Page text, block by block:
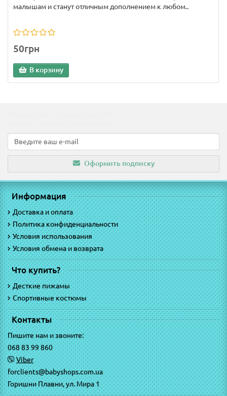
малышам и станут отличным дополнением к любом..
50грн
В корзину
Оформить подписку
Информация
Доставка и оплата
Политика конфиденциальности
Условия использования
Условия обмена и возврата
Что купить?
Десткие пижамы
Спортивные костюмы
Контакты
Пишите нам и звоните:
068 83 99 860
Viber
forclients@babyshops.com.ua
Горишни Плавни, ул. Мира 1